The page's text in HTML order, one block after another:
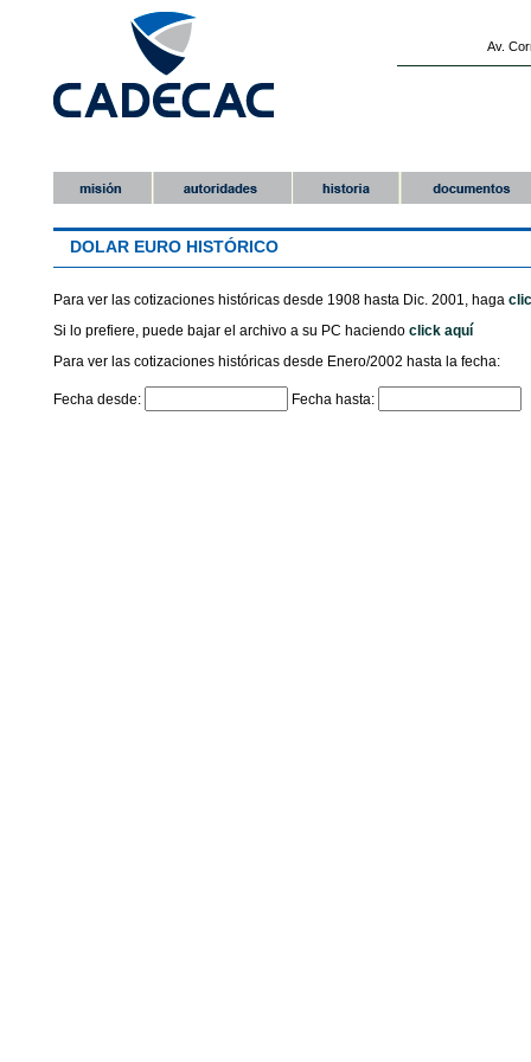
Av.
DOLAR EURO HISTÓRICO
Para ver las cotizaciones históricas desde 1908 hasta Dic. 2001, haga
Si lo prefiere, puede bajar el archivo a su PC haciendo click aquí
Para ver las cotizaciones históricas desde Enero/2002 hasta la fecha:
Fecha desde: Fecha hasta: